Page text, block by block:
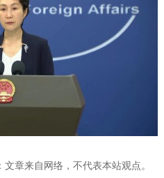
章来自网络，不代表本站观点。